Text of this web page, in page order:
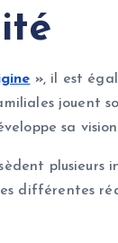
», il est
jouent
sa
plusieurs
différentes